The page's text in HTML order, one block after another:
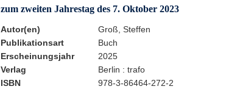
zum zweiten Jahrestag des 7. Oktober 2023
Autor(en)
Groß, Steffen
Publikationsart
Buch
Erscheinungsjahr
2025
Verlag
Berlin : trafo
ISBN
978-3-86464-272-2